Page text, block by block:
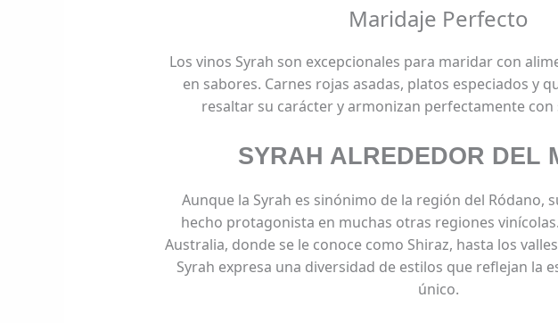
Maridaje Perfecto
Los vinos Syrah son excepcionales para maridar con
en sabores. Carnes rojas asadas, platos especiados y
resaltar su carácter y armonizan perfectamente con
SYRAH ALREDEDOR DEL
Aunque la Syrah es sinónimo de la región del Ródano,
hecho protagonista en muchas otras regiones
Australia, donde se le conoce como Shiraz, hasta los
Syrah expresa una diversidad de estilos que reflejan la
único.